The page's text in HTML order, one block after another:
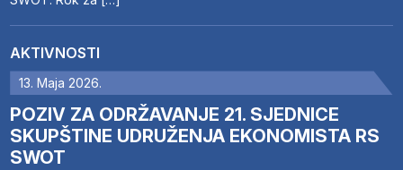
AKTIVNOSTI
13. Maja 2026.
POZIV ZA ODRŽAVANJE 21. SJEDNICE
SKUPŠTINE UDRUŽENJA EKONOMISTA RS
SWOT